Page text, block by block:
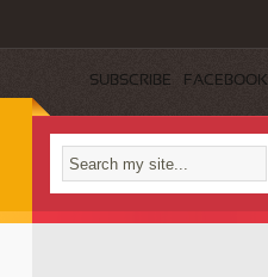
SUBSCRIBE FACEBOOK